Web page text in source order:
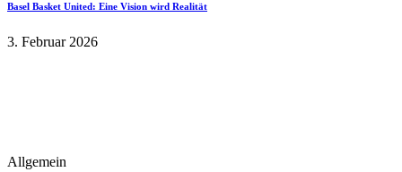
Basel Basket United: Eine Vision wird Realität
3. Februar 2026
Allgemein